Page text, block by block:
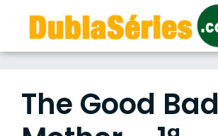
content
The Good Bad